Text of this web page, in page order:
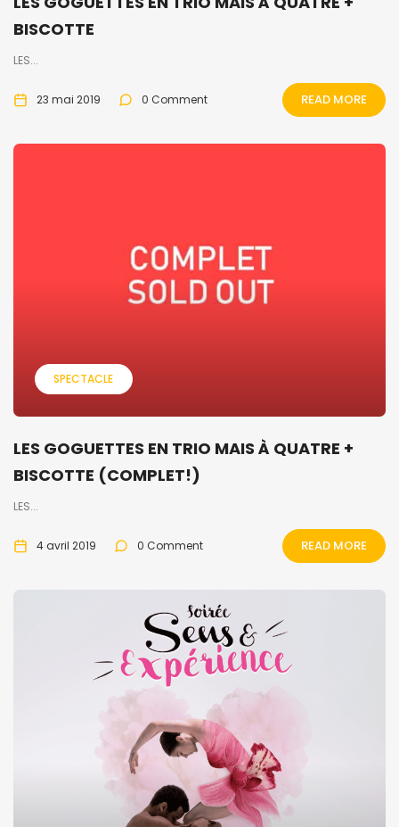
BISCOTTE
LES...
23 mai 2019 0 Comment READ MORE
SPECTACLE
LES GOGUETTES EN TRIO MAIS À QUATRE +
BISCOTTE (COMPLET!)
LES...
4 avril 2019 0 Comment READ MORE